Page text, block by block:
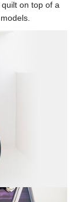
on top of a